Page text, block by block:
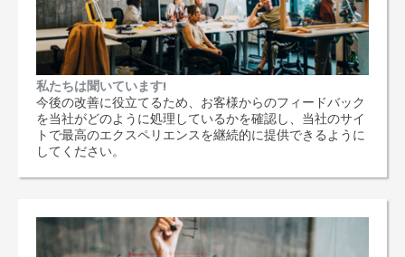
私たちは聞いています!
今後の改善に役立てるため、お客様からのフィードバック
を当社がどのように処理しているかを確認し、当社のサイ
トで最高のエクスペリエンスを継続的に提供できるように
してください。